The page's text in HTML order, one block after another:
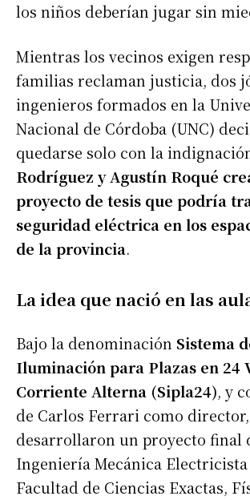
los niños deberían jugar sin
Mientras los vecinos exigen
familias reclaman justicia, dos
ingenieros formados en la
Nacional de Córdoba (UNC)
quedarse solo con la
Rodríguez y Agustín Roqué
proyecto de tesis que podría
seguridad eléctrica en los
de la provincia.
La idea que nació en las
Bajo la denominación Sistema
Iluminación para Plazas en 24
Corriente Alterna (Sipla24), y
de Carlos Ferrari como director,
desarrollaron un proyecto final
Ingeniería Mecánica Electricista
Facultad de Ciencias Exactas,